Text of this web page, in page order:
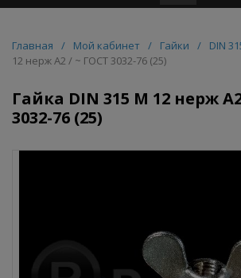
Главная / Мой кабинет / Гайки / DIN
12 нерж A2 / ~ ГОСТ 3032-76 (25)
Гайка DIN 315 M 12 нерж
3032-76 (25)